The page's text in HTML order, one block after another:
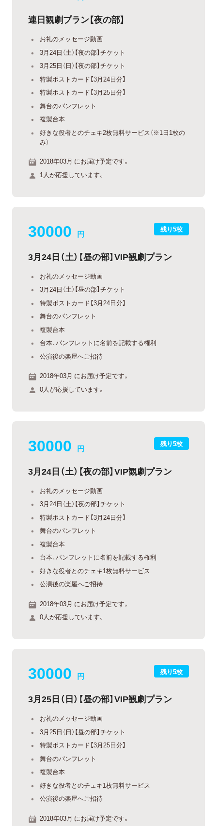
連日観劇プラン【夜の部】
お礼のメッセージ動画
3月24日（土）【夜の部】チケット
3月25日（日）【夜の部】チケット
特製ポストカード【3月24日分】
特製ポストカード【3月25日分】
舞台のパンフレット
複製台本
好きな役者とのチェキ2枚無料サービス（※1日1枚の
み）
2018年03月 にお届け予定です。
1人が応援しています。
残り5枚
30000 円
3月24日（土）【昼の部】VIP観劇プラン
お礼のメッセージ動画
3月24日（土）【昼の部】チケット
特製ポストカード【3月24日分】
舞台のパンフレット
複製台本
台本、パンフレットに名前を記載する権利
公演後の楽屋へご招待
2018年03月 にお届け予定です。
0人が応援しています。
残り5枚
30000 円
3月24日（土）【夜の部】VIP観劇プラン
お礼のメッセージ動画
3月24日（土）【夜の部】チケット
特製ポストカード【3月24日分】
舞台のパンフレット
複製台本
台本、パンフレットに名前を記載する権利
好きな役者とのチェキ1枚無料サービス
公演後の楽屋へご招待
2018年03月 にお届け予定です。
0人が応援しています。
残り5枚
30000 円
3月25日（日）【昼の部】VIP観劇プラン
お礼のメッセージ動画
3月25日（日）【昼の部】チケット
特製ポストカード【3月25日分】
舞台のパンフレット
複製台本
好きな役者とのチェキ1枚無料サービス
公演後の楽屋へご招待
2018年03月 にお届け予定です。